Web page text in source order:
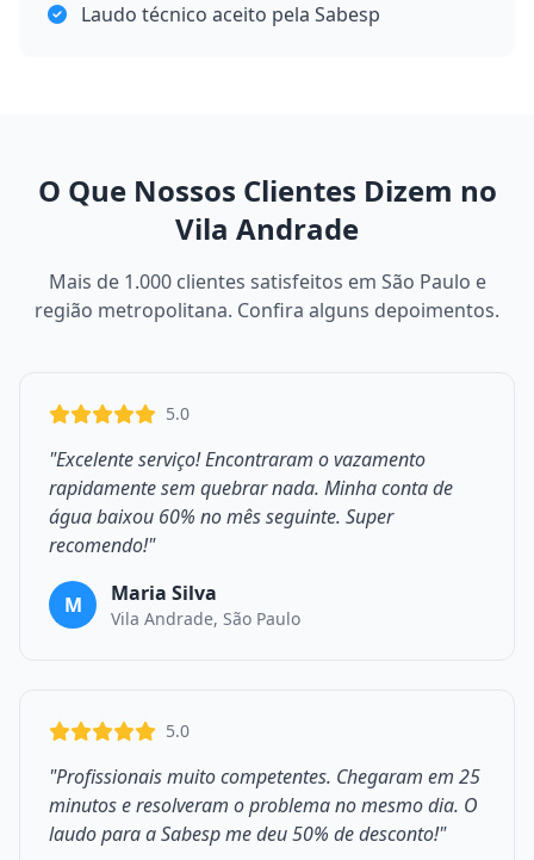
Laudo técnico aceito pela Sabesp
O Que Nossos Clientes Dizem no
Vila Andrade
Mais de 1.000 clientes satisfeitos em São Paulo e
região metropolitana. Confira alguns depoimentos.
5.0
"Excelente serviço! Encontraram o vazamento
rapidamente sem quebrar nada. Minha conta de
água baixou 60% no mês seguinte. Super
recomendo!"
M Maria Silva
Vila Andrade, São Paulo
5.0
"Profissionais muito competentes. Chegaram em 25
minutos e resolveram o problema no mesmo dia. O
laudo para a Sabesp me deu 50% de desconto!"